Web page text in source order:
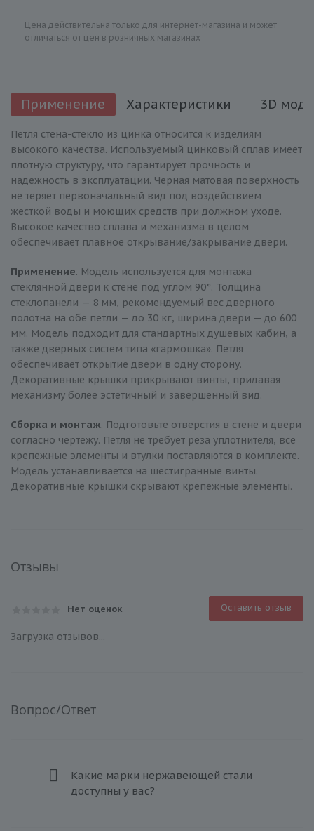
Цена действительна только для интернет-магазина и может
отличаться от цен в розничных магазинах
Применение Характеристики 3D
Петля стена-стекло из цинка относится к изделиям
высокого качества. Используемый цинковый сплав имеет
плотную структуру, что гарантирует прочность и
надежность в эксплуатации. Черная матовая поверхность
не теряет первоначальный вид под воздействием
жесткой воды и моющих средств при должном уходе.
Высокое качество сплава и механизма в целом
обеспечивает плавное открывание/закрывание двери.
Применение. Модель используется для монтажа
стеклянной двери к стене под углом 90°. Толщина
стеклопанели — 8 мм, рекомендуемый вес дверного
полотна на обе петли — до 30 кг, ширина двери — до 600
мм. Модель подходит для стандартных душевых кабин, а
также дверных систем типа «гармошка». Петля
обеспечивает открытие двери в одну сторону.
Декоративные крышки прикрывают винты, придавая
механизму более эстетичный и завершенный вид.
Сборка и монтаж. Подготовьте отверстия в стене и двери
согласно чертежу. Петля не требует реза уплотнителя, все
крепежные элементы и втулки поставляются в комплекте.
Модель устанавливается на шестигранные винты.
Декоративные крышки скрывают крепежные элементы.
Отзывы
Нет оценок Оставить отзыв
Загрузка отзывов...
Вопрос/Ответ
Какие марки нержавеющей стали
доступны у вас?